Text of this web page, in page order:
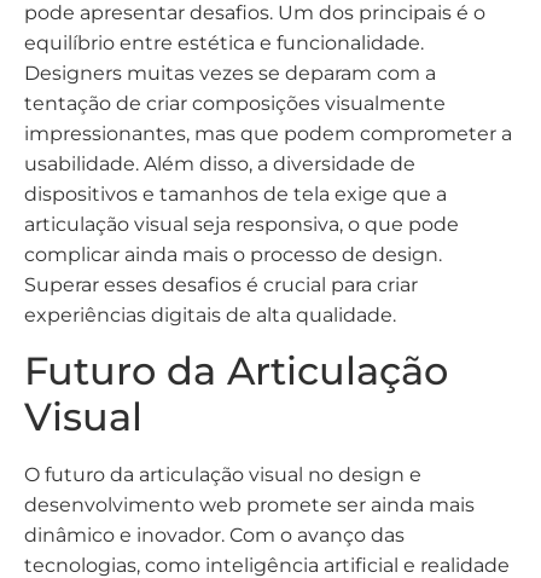
pode apresentar desafios. Um dos principais é o
equilíbrio entre estética e funcionalidade.
Designers muitas vezes se deparam com a
tentação de criar composições visualmente
impressionantes, mas que podem comprometer a
usabilidade. Além disso, a diversidade de
dispositivos e tamanhos de tela exige que a
articulação visual seja responsiva, o que pode
complicar ainda mais o processo de design.
Superar esses desafios é crucial para criar
experiências digitais de alta qualidade.
Futuro da Articulação
Visual
O futuro da articulação visual no design e
desenvolvimento web promete ser ainda mais
dinâmico e inovador. Com o avanço das
tecnologias, como inteligência artificial e realidade